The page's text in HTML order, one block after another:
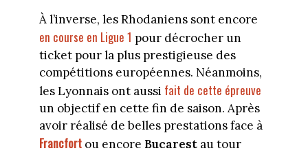
À l’inverse, les Rhodaniens sont encore
en course en Ligue 1 pour décrocher un
ticket pour la plus prestigieuse des
compétitions européennes. Néanmoins,
les Lyonnais ont aussi fait de cette épreuve
un objectif en cette fin de saison. Après
avoir réalisé de belles prestations face à
Francfortou encore Bucarestau tour